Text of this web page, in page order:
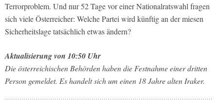
Terrorproblem. Und nur 52 Tage vor einer Nationalratswahl fragen
sich viele Österreicher: Welche Partei wird künftig an der miesen
Sicherheitslage tatsächlich etwas ändern?
Aktualisierung von 10:50 Uhr
Die österreichischen Behörden haben die Festnahme einer dritten
Person gemeldet. Es handelt sich um einen 18 Jahre alten Iraker.